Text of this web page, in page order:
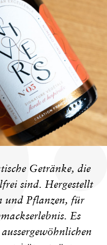
Getränke, die
sind. Hergestellt
und Pflanzen, für
Es